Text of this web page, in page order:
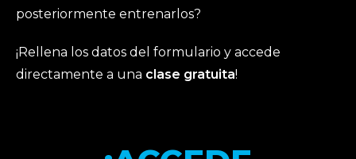
posteriormente entrenarlos?
¡Rellena los datos del formulario y accede
directamente a una clase gratuita!